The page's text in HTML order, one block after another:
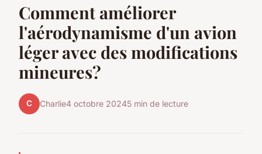
Comment améliorer
l'aérodynamisme d'un avion
léger avec des modifications
mineures?
C Charlie4 octobre 20245 min de lecture